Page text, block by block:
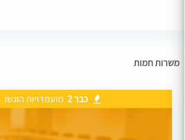
משרות חמות
כבר 2 מועמדויות הוגשו